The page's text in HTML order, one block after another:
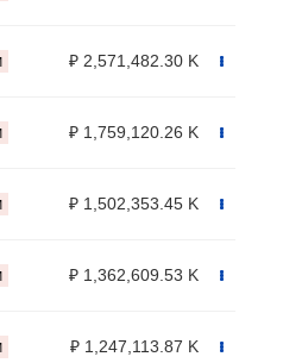
₽ 2,571,482.30 K
₽ 1,759,120.26 K
₽ 1,502,353.45 K
₽ 1,362,609.53 K
₽ 1,247,113.87 K